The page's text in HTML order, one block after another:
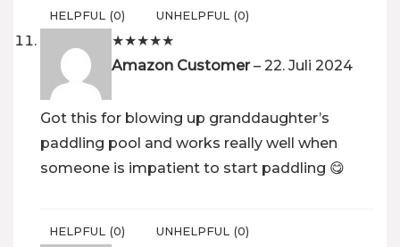
HELPFUL (0) UNHELPFUL (0)
★★★★★
Amazon Customer– 22. Juli 2024
Got this for blowing up granddaughter’s
paddling pool and works really well when
someone is impatient to start paddling 😋
HELPFUL (0) UNHELPFUL (0)